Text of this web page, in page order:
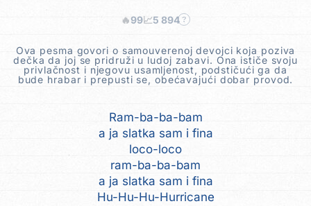
🔥99📈5 894 ?
Ova pesma govori o samouverenoj devojci koja poziva
dečka da joj se pridruži u ludoj zabavi. Ona ističe svoju
privlačnost i njegovu usamljenost, podstičući ga da
bude hrabar i prepusti se, obećavajući dobar provod.
Ram-ba-ba-bam
a ja slatka sam i fina
loco-loco
ram-ba-ba-bam
a ja slatka sam i fina
Hu-Hu-Hu-Hurricane